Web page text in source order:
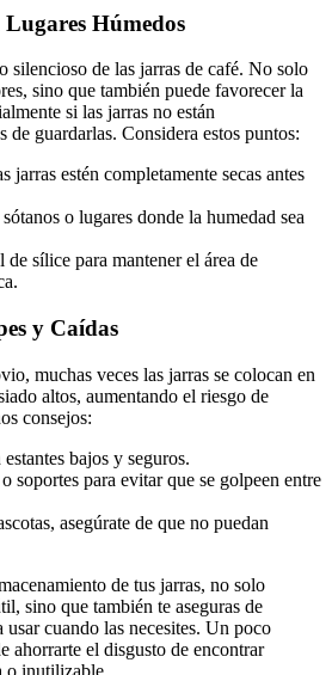
Húmedos
silencioso de las jarras de café. No solo
sino que también puede favorecer la
si las jarras no están
de guardarlas. Considera estos puntos:
jarras estén completamente secas antes
o lugares donde la humedad sea
de sílice para mantener el área de
y Caídas
muchas veces las jarras se colocan en
altos, aumentando el riesgo de
consejos:
bajos y seguros.
soportes para evitar que se golpeen entre
asegúrate de que no puedan
de tus jarras, no solo
sino que también te aseguras de
usar cuando las necesites. Un poco
ahorrarte el disgusto de encontrar
o inutilizable.